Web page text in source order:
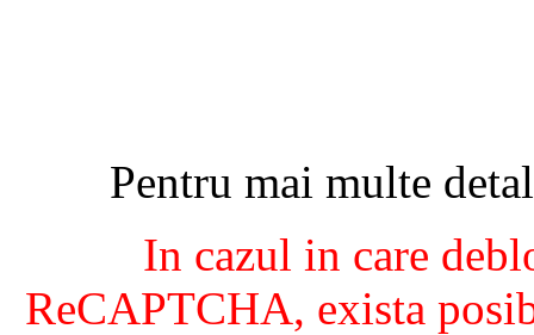
Pentru mai multe
In cazul in care
ReCAPTCHA, exista